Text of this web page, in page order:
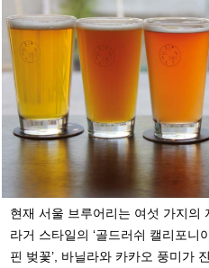
현재 서울 브루어리는 여섯 가지의
라거 스타일의 ‘골드러쉬 캘리포니
핀 벚꽃’, 바닐라와 카카오 풍미가